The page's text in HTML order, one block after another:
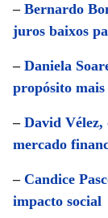
– Bernardo
juros baixos
– Daniela
propósito mais
– David Vélez,
mercado
– Candice
impacto social